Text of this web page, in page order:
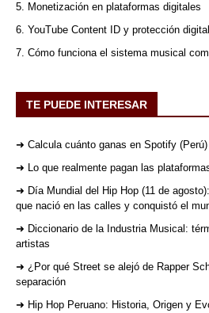
5. Monetización en plataformas digitales
6. YouTube Content ID y protección digital
7. Cómo funciona el sistema musical
TE PUEDE INTERESAR
➜ Calcula cuánto ganas en Spotify (Perú)
➜ Lo que realmente pagan las
➜ Día Mundial del Hip Hop (11 de
que nació en las calles y conquistó el
➜ Diccionario de la Industria Musical:
artistas
➜ ¿Por qué Street se alejó de Rapper
separación
➜ Hip Hop Peruano: Historia, Origen y